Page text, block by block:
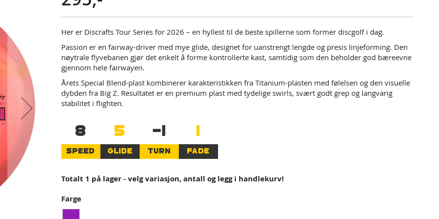
Her er Discrafts Tour Series for 2026 – en hyllest til de beste spillerne som former discgolf i dag.
Passion er en fairway-driver med mye glide, designet for uanstrengt lengde og presis linjeforming. Den
nøytrale flyvebanen gjør det enkelt å forme kontrollerte kast, samtidig som den beholder god bæreevne
gjennom hele fairwayen.
Årets Special Blend-plast kombinerer karakteristikken fra Titanium-plasten med følelsen og den visuelle
dybden fra Big Z. Resultatet er en premium plast med tydelige swirls, svært godt grep og langvarig
stabilitet i flighten.
8
SPEED
5
GLIDE
-1
TURN
1
FADE
Totalt 1 på lager - velg variasjon, antall og legg i handlekurv!
Farge